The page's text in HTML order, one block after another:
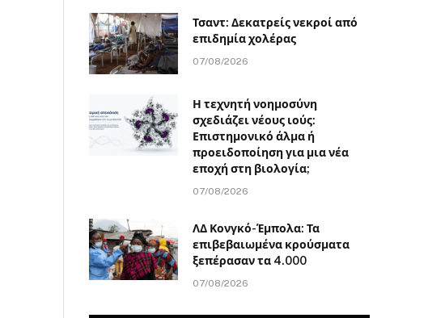
Τσαντ: Δεκατρείς νεκροί από
επιδημία χολέρας
07/08/2026
Η τεχνητή νοημοσύνη
σχεδιάζει νέους ιούς:
Επιστημονικό άλμα ή
προειδοποίηση για μια νέα
εποχή στη βιολογία;
07/08/2026
ΛΔ Κονγκό-Έμπολα: Τα
επιβεβαιωμένα κρούσματα
ξεπέρασαν τα 4.000
07/08/2026